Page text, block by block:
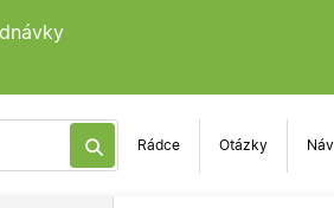
Rádce Otázky